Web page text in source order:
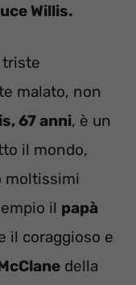
Willis.
triste
malato, non
67 anni, è un
il mondo,
moltissimi
il papà
il coraggioso e
della